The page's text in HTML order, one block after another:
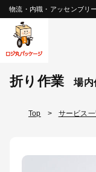
物流・内職・アッセンブリ
折り作業 場内
Top > サービス